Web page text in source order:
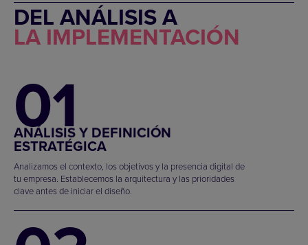
DEL ANÁLISIS A
LA IMPLEMENTACIÓN
01
ANÁLISIS Y DEFINICIÓN
ESTRATÉGICA
Analizamos el contexto, los objetivos y la presencia digital de
tu empresa. Establecemos la arquitectura y las prioridades
clave antes de iniciar el diseño.